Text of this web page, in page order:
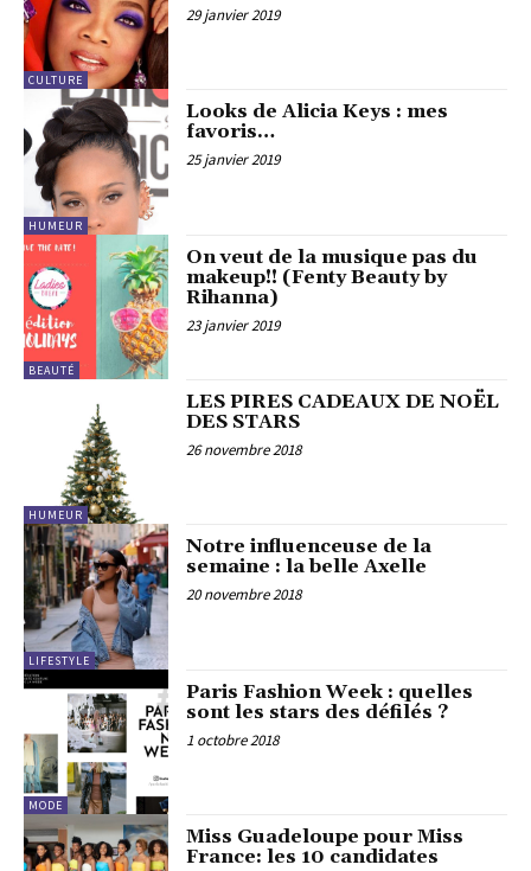
CULTURE
29 janvier 2019
HUMEUR
Looks de Alicia Keys : mes
favoris…
25 janvier 2019
BEAUTÉ
On veut de la musique pas du
makeup!! (Fenty Beauty by
Rihanna)
23 janvier 2019
HUMEUR
LES PIRES CADEAUX DE NOËL
DES STARS
26 novembre 2018
LIFESTYLE
Notre influenceuse de la
semaine : la belle Axelle
20 novembre 2018
MODE
Paris Fashion Week : quelles
sont les stars des défilés ?
1 octobre 2018
Miss Guadeloupe pour Miss
France: les 10 candidates